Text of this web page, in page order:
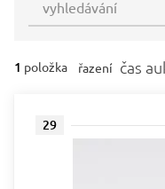
1 položka řazení čas
29